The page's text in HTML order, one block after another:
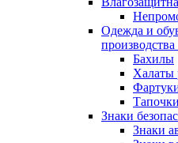
Одежда и
производства
Бахилы
Халаты
Тапочки
Знаки
Знаки